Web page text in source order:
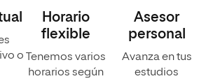
o
Horario
flexible
Tenemos varios
horarios según
Asesor
personal
Avanza en tus
estudios